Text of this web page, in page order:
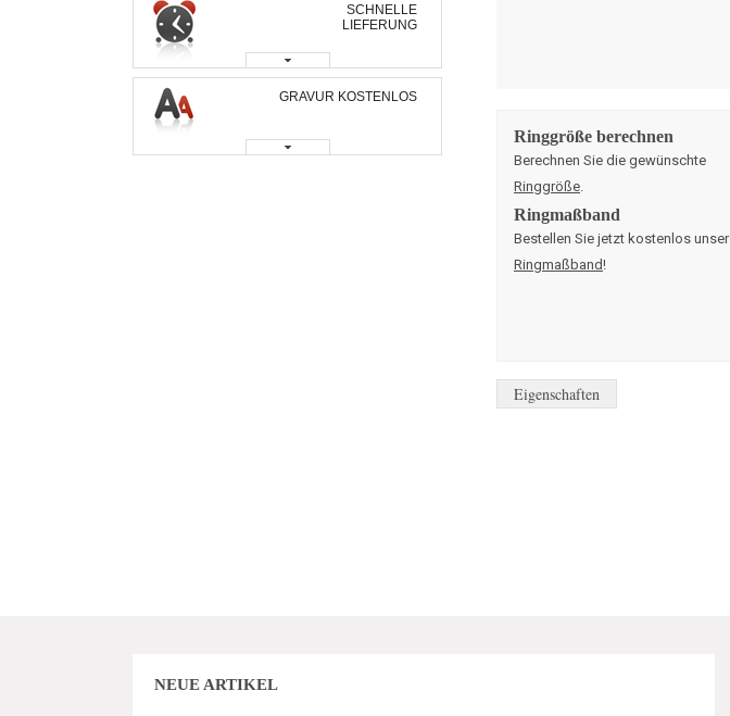
Ringgröße berechnen
Berechnen Sie die gewünschte
Ringgröße
Ringmaßband
Bestellen Sie jetzt kostenlos unser
Ringmaßband!
Eigenschaften
SCHNELLE
LIEFERUNG
GRAVUR KOSTENLOS
NEUE ARTIKEL